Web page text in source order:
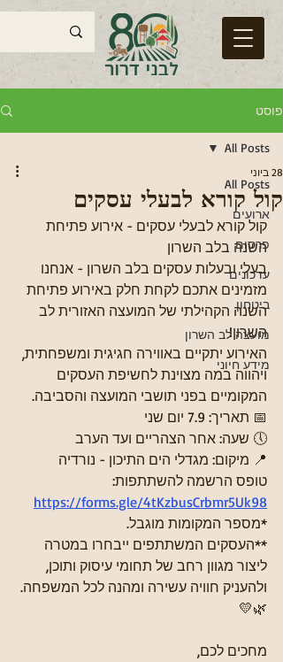
פוסט
All Posts
ארועים
פרסום
עדכונים
ביטחון
מועצה לב השרון
מידע חיוני
All Posts
קול קורא לבעלי עסקים
28 ביוני
קול קורא לבעלי עסקים - אירוע פתיחת
השנה בלב השרון
בעלי ובעלות עסקים בלב השרון - אנחנו
מזמינים אתכם לקחת חלק באירוע פתיחת
השנה הקהילתי של המועצה האזורית לב
השרון!
האירוע יתקיים באווירה חגיגית ומשפחתית,
ויהווה במה מצוינת לחשיפת העסקים
המקומיים בפני תושבי המועצה והסביבה.
📅 תאריך: 7.9 יום שני
🕔 שעה: אחר הצהריים ועד הערב
📍 מיקום: מגדלי הים התיכון - נורדיה
טופס הרשמה להשתתפות:
https://forms.gle/4tKzbusCrbmr5Uk98
*מספר המקומות מוגבל.
**העסקים המשתתפים ייבחרו במטרה
ליצור מגוון רחב של תחומי עיסוק ותוכן,
ולהעניק חוויה עשירה ומהנה לכל המשפחה.
🌿💛
מחכים לכם,